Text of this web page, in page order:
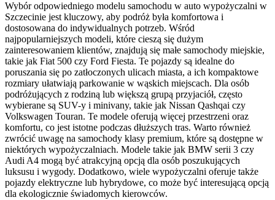
Wybór odpowiedniego modelu samochodu w auto wypożyczalni w
Szczecinie jest kluczowy, aby podróż była komfortowa i
dostosowana do indywidualnych potrzeb. Wśród
najpopularniejszych modeli, które cieszą się dużym
zainteresowaniem klientów, znajdują się małe samochody miejskie,
takie jak Fiat 500 czy Ford Fiesta. Te pojazdy są idealne do
poruszania się po zatłoczonych ulicach miasta, a ich kompaktowe
rozmiary ułatwiają parkowanie w wąskich miejscach. Dla osób
podróżujących z rodziną lub większą grupą przyjaciół, często
wybierane są SUV-y i minivany, takie jak Nissan Qashqai czy
Volkswagen Touran. Te modele oferują więcej przestrzeni oraz
komfortu, co jest istotne podczas dłuższych tras. Warto również
zwrócić uwagę na samochody klasy premium, które są dostępne w
niektórych wypożyczalniach. Modele takie jak BMW serii 3 czy
Audi A4 mogą być atrakcyjną opcją dla osób poszukujących
luksusu i wygody. Dodatkowo, wiele wypożyczalni oferuje także
pojazdy elektryczne lub hybrydowe, co może być interesującą opcją
dla ekologicznie świadomych kierowców.